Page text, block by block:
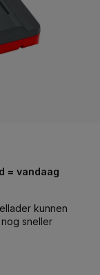
= vandaag
kunnen
sneller